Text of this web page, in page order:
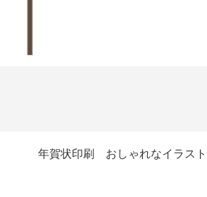
年賀状印刷 おしゃれなイラスト